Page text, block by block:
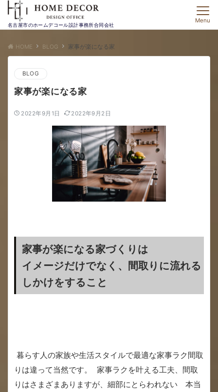
名古屋市のホームデコール設計事務所合同会社
Menu
HOME BLOG 家事が楽になる家
BLOG
家事が楽になる家
2022年9月1日 2022年9月2日
家事が楽になる家づくりは
イメージだけでなく、間取りに流れる
しかけをすること
暮らす人の家族や生活スタイルで最適な家事ラク間取
りは違って当然です。 家事ラクを叶える工夫、間取
りはさまざまありますが、細部にとらわれない 本当